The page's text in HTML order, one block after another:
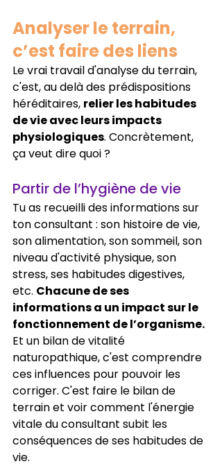
Analyser le terrain,
c’est faire des liens
Le vrai travail d'analyse du terrain,
c'est, au delà des prédispositions
héréditaires, relier les habitudes
de vie avec leurs impacts
physiologiques. Concrètement,
ça veut dire quoi ?
Partir de l’hygiène de vie
Tu as recueilli des informations sur
ton consultant : son histoire de vie,
son alimentation, son sommeil, son
niveau d'activité physique, son
stress, ses habitudes digestives,
etc. Chacune de ses
informations a un impact sur le
fonctionnement de l’organisme.
Et un bilan de vitalité
naturopathique, c'est comprendre
ces influences pour pouvoir les
corriger. C'est faire le bilan de
terrain et voir comment l'énergie
vitale du consultant subit les
conséquences de ses habitudes de
vie.